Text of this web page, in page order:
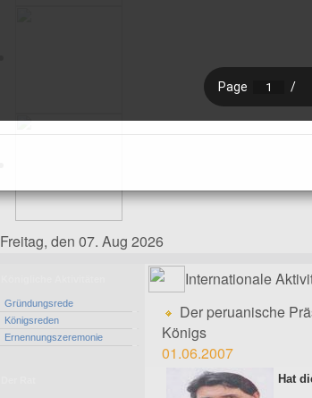
Freitag, den 07. Aug 2026
Gründungsrede
Königsreden
Ernennungszeremonie
Internationale
Der peruanische
Königs
01.06.2007
Hat